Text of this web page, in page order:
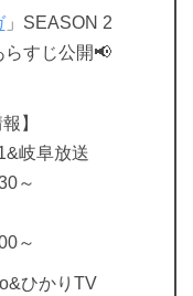
」SEASON 2
らすじ公開📢
】
岐阜放送
～
～
ひかりTV